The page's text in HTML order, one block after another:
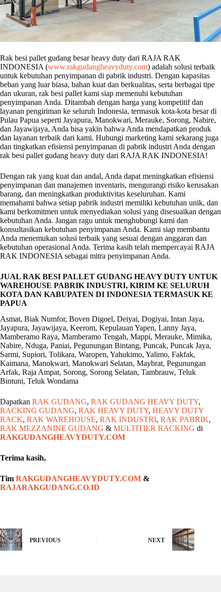
Rak besi pallet gudang besar heavy duty dari RAJA RAK
INDONESIA (www.rakgudangheavyduty.com) adalah solusi terbaik
untuk kebutuhan penyimpanan di pabrik industri. Dengan kapasitas
beban yang luar biasa, bahan kuat dan berkualitas, serta berbagai tipe
dan ukuran, rak besi pallet kami siap memenuhi kebutuhan
penyimpanan Anda. Ditambah dengan harga yang kompetitif dan
layanan pengiriman ke seluruh Indonesia, termasuk kota-kota besar di
Pulau Papua seperti Jayapura, Manokwari, Merauke, Sorong, Nabire,
dan Jayawijaya, Anda bisa yakin bahwa Anda mendapatkan produk
dan layanan terbaik dari kami. Hubungi marketing kami sekarang juga
dan tingkatkan efisiensi penyimpanan di pabrik industri Anda dengan
rak besi pallet gudang heavy duty dari RAJA RAK INDONESIA!
Dengan rak yang kuat dan andal, Anda dapat meningkatkan efisiensi
penyimpanan dan manajemen inventaris, mengurangi risiko kerusakan
barang, dan meningkatkan produktivitas keseluruhan. Kami
memahami bahwa setiap pabrik industri memiliki kebutuhan unik, dan
kami berkomitmen untuk menyediakan solusi yang disesuaikan dengan
kebutuhan Anda. Jangan ragu untuk menghubungi kami dan
konsultasikan kebutuhan penyimpanan Anda. Kami siap membantu
Anda menemukan solusi terbaik yang sesuai dengan anggaran dan
kebutuhan operasional Anda. Terima kasih telah mempercayai RAJA
RAK INDONESIA sebagai mitra penyimpanan Anda.
JUAL RAK BESI PALLET GUDANG HEAVY DUTY UNTUK
WAREHOUSE PABRIK INDUSTRI, KIRIM KE SELURUH
KOTA DAN KABUPATEN DI INDONESIA TERMASUK KE
PAPUA
Asmat, Biak Numfor, Boven Digoel, Deiyai, Dogiyai, Intan Jaya,
Jayapura, Jayawijaya, Keerom, Kepulauan Yapen, Lanny Jaya,
Mamberamo Raya, Mamberamo Tengah, Mappi, Merauke, Mimika,
Nabire, Nduga, Paniai, Pegunungan Bintang, Puncak, Puncak Jaya,
Sarmi, Supiori, Tolikara, Waropen, Yahukimo, Yalimo, Fakfak,
Kaimana, Manokwari, Manokwari Selatan, Maybrat, Pegunungan
Arfak, Raja Ampat, Sorong, Sorong Selatan, Tambrauw, Teluk
Bintuni, Teluk Wondama
Dapatkan RAK GUDANG, RAK GUDANG HEAVY DUTY,
RACKING GUDANG, RAK HEAVY DUTY, HEAVY DUTY
RACK, RAK WAREHOUSE, RAK INDUSTRI, RAK PABRIK,
RAK MEZZANINE GUDANG & MULTITIER RACKING di
RAKGUDANGHEAVYDUTY.COM
Terima kasih,
Tim RAKGUDANGHEAVYDUTY.COM &
RAJARAKGUDANG.CO.ID
PREVIOUS NEXT